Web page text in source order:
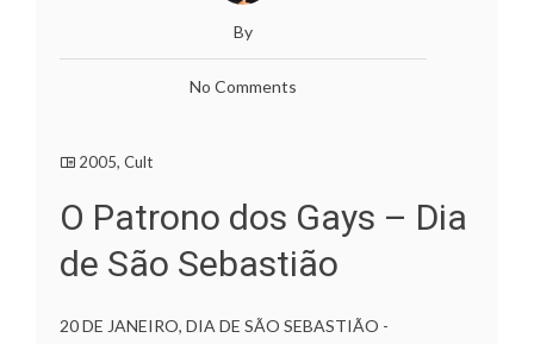
By
No Comments
2005, Cult
O Patrono dos Gays – Dia
de São Sebastião
20 DE JANEIRO, DIA DE SÃO SEBASTIÃO -